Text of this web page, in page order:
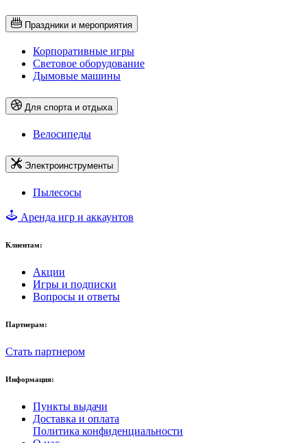
Праздники и мероприятия
Корпоративные игры
Световое оборудование
Дымовые машины
Для спорта и отдыха
Велосипеды
Электроинструменты
Пылесосы
Аренда игр и аккаунтов
Клиентам:
Акции
Игры и подписки
Вопросы и ответы
Партнерам:
Стать партнером
Информация:
Пункты выдачи
Доставка и оплата
Политика конфиденциальности